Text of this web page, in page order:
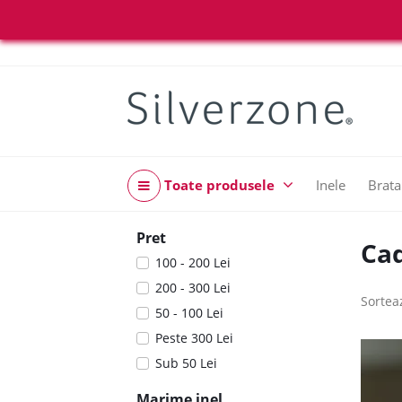
Toate produsele Inele
Pret
100 - 200 Lei
200 - 300 Lei
50 - 100 Lei
Peste 300 Lei
Sub 50 Lei